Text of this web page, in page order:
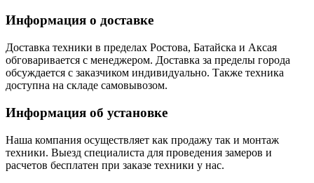
Информация о доставке
Доставка техники в пределах Ростова, Батайска и Аксая
обговаривается с менеджером. Доставка за пределы города
обсуждается с заказчиком индивидуально. Также техника
доступна на складе самовывозом.
Информация об установке
Наша компания осуществляет как продажу так и монтаж
техники. Выезд специалиста для проведения замеров и
расчетов бесплатен при заказе техники у нас.